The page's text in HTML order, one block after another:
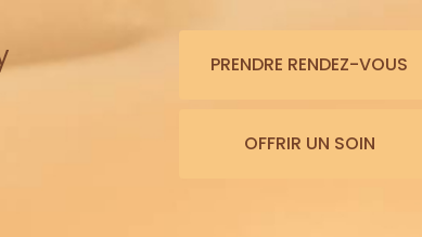
PRENDRE RENDEZ-VOUS
OFFRIR UN SOIN